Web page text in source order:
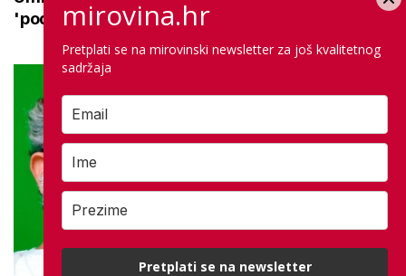
'podijelili' lažni policajac i taksist
mirovina.hr
Pretplati se na mirovinski newsletter za još kvalitetnog
sadržaja
Pretplati se na newsletter